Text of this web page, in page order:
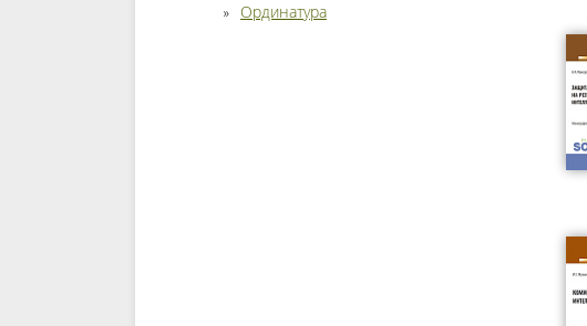
Ординатура